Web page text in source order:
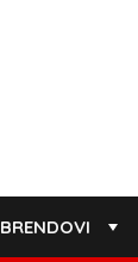
BRENDOVI